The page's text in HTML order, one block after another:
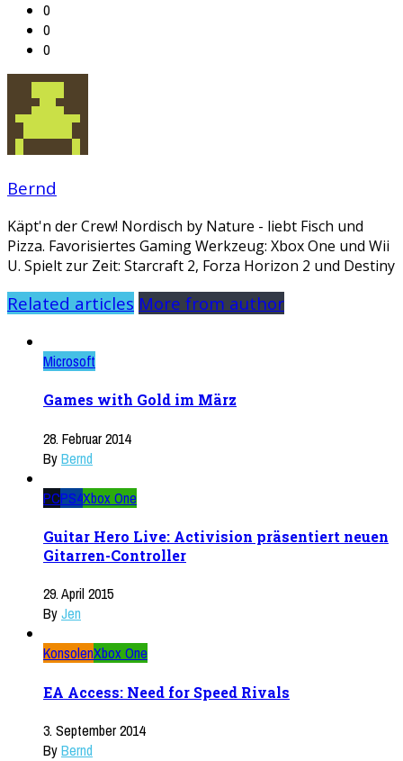
0
0
0
Bernd
Käpt'n der Crew! Nordisch by Nature - liebt Fisch und
Pizza. Favorisiertes Gaming Werkzeug: Xbox One und Wii
U. Spielt zur Zeit: Starcraft 2, Forza Horizon 2 und Destiny
Related articles More from author
Microsoft
Games with Gold im März
28. Februar 2014
ByBernd
PCPS4Xbox One
Guitar Hero Live: Activision präsentiert neuen
Gitarren-Controller
29. April 2015
ByJen
KonsolenXbox One
EA Access: Need for Speed Rivals
3. September 2014
ByBernd